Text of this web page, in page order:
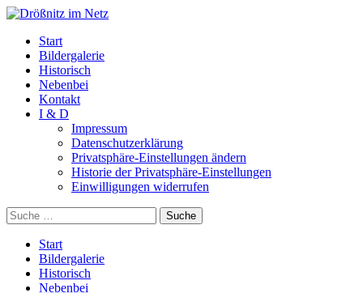
Start
Bildergalerie
Historisch
Nebenbei
Kontakt
I & D
Impressum
Datenschutzerklärung
Privatsphäre-Einstellungen ändern
Historie der Privatsphäre-Einstellungen
Einwilligungen widerrufen
Suche
Start
Bildergalerie
Historisch
Nebenbei